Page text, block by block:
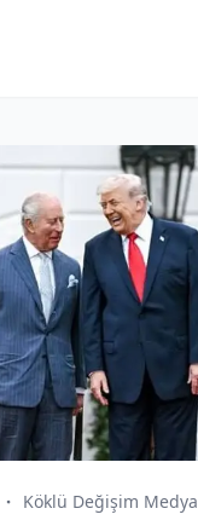
Köklü Değişim Medya